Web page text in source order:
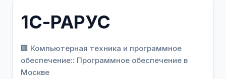
1С-РАРУС
🏢 Компьютерная техника и программное
обеспечение:: Программное обеспечение в
Москве